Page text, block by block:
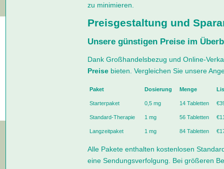
zu minimieren.
Preisgestaltung und
Unsere günstigen Preise im
Dank Großhandelsbezug und Online-
Preisebieten. Vergleichen Sie unsere
Paket Dosierung Menge
Starterpaket 0,5 mg 14 Tabletten
Standard-Therapie 1 mg 56 Tabletten
Langzeitpaket 1 mg 84 Tabletten
Alle Pakete enthalten kostenlosen
eine Sendungsverfolgung. Bei größeren